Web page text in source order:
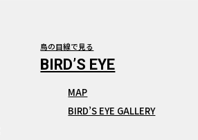
鳥の目線で見る
MAP
BIRD’S EYE GALLERY